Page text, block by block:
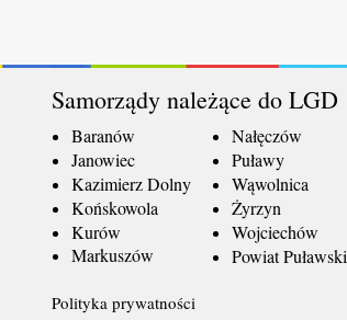
Samorządy należące do LGD
Baranów
Janowiec
Kazimierz Dolny
Końskowola
Kurów
Markuszów
Nałęczów
Puławy
Wąwolnica
Żyrzyn
Wojciechów
Powiat Puławski
Polityka prywatności